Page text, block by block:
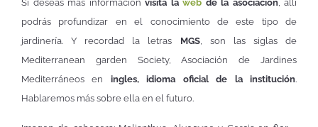
Si deseas más información visita la web de la asociación, allí
podrás profundizar en el conocimiento de este tipo de
jardinería. Y recordad la letras MGS, son las siglas de
Mediterranean garden Society, Asociación de Jardines
Mediterráneos en ingles, idioma oficial de la institución.
Hablaremos más sobre ella en el futuro.